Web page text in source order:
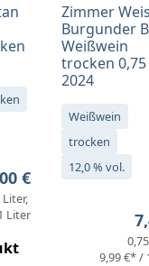
Preis:
€
Liter
Liter
Zimmer
Burgunder
Weißwein
trocken
2024
Weißwein
trocken
12,0 % vol.
9,99 €* /